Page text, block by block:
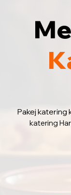
Pakej katering
katering